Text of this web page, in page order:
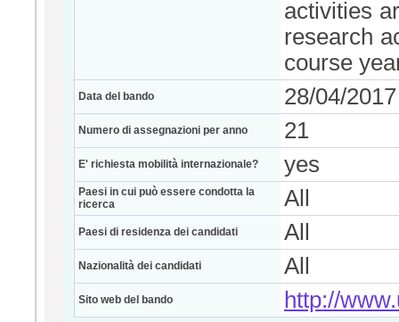
activities
research
course
Data del bando 28/04/2017
Numero di assegnazioni per anno 21
E' richiesta mobilità internazionale? yes
Paesi in cui può essere condotta la
ricerca
All
Paesi di residenza dei candidati All
Nazionalità dei candidati All
Sito web del bando http://